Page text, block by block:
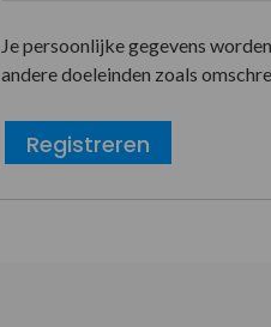
Je persoonlijke gegevens
andere doeleinden zoals
Registreren